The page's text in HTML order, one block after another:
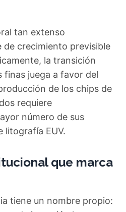
tan extenso
de crecimiento previsible
la transición
finas juega a favor del
de los chips de
requiere
número de sus
litografía EUV.
que marca
tiene un nombre propio: